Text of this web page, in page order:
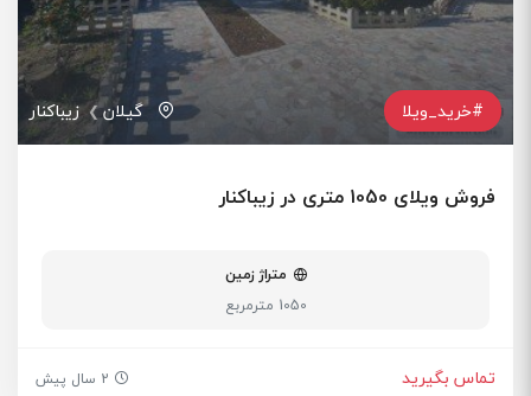
#خرید_ویلا گیلان زیباکنار
فروش ویلای 1050 متری در زیباکنار
متراژ زمین
1050 مترمربع
تماس بگیرید 2 سال پیش